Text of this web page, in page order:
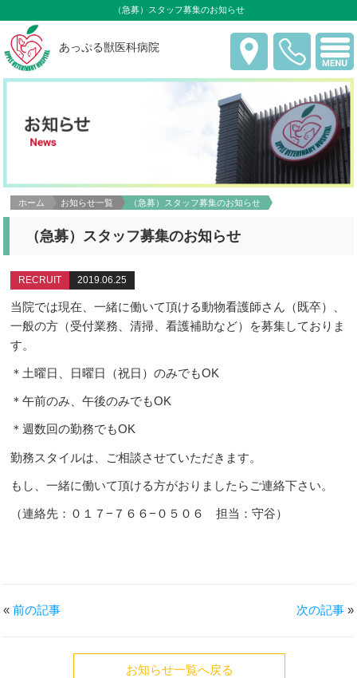
（急募）スタッフ募集のお知らせ
あっぷる獣医科病院
ホーム お知らせ一覧 （急募）スタッフ募集のお知らせ
（急募）スタッフ募集のお知らせ
RECRUIT 2019.06.25
当院では現在、一緒に働いて頂ける動物看護師さん（既卒）、
一般の方（受付業務、清掃、看護補助など）を募集しておりま
す。
＊土曜日、日曜日（祝日）のみでもOK
＊午前のみ、午後のみでもOK
＊週数回の勤務でもOK
勤務スタイルは、ご相談させていただきます。
もし、一緒に働いて頂ける方がおりましたらご連絡下さい。
（連絡先：０１７−７６６−０５０６ 担当：守谷）
«前の記事 次の記事»
お知らせ一覧へ戻る